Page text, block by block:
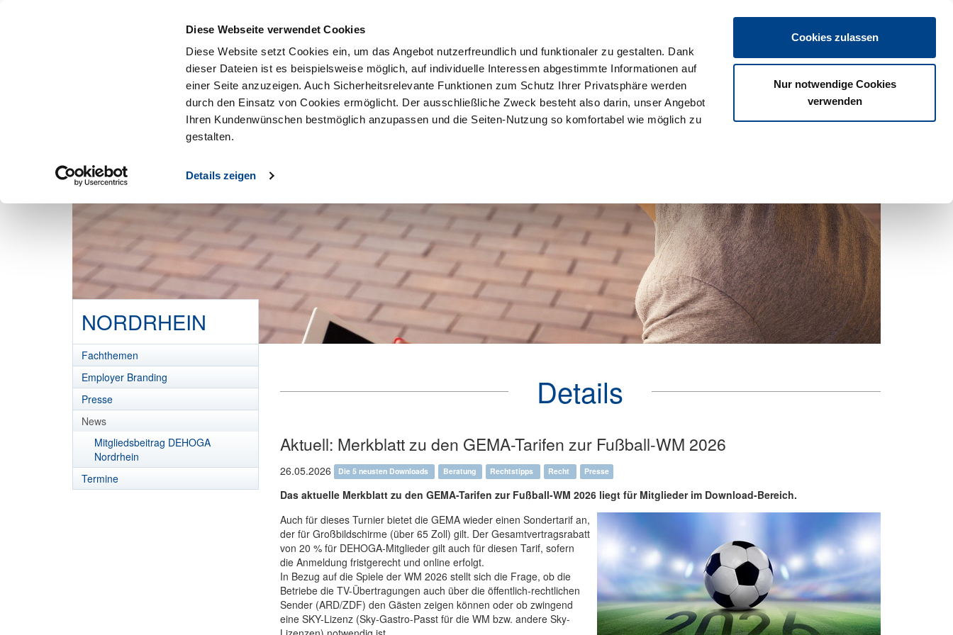
Diese Webseite verwendet Cookies
Diese Website setzt Cookies ein, um das Angebot nutzerfreundlich und funktionaler zu gestalten. Dank
dieser Dateien ist es beispielsweise möglich, auf individuelle Interessen abgestimmte Informationen auf
einer Seite anzuzeigen. Auch Sicherheitsrelevante Funktionen zum Schutz Ihrer Privatsphäre werden
durch den Einsatz von Cookies ermöglicht. Der ausschließliche Zweck besteht also darin, unser Angebot
Ihren Kundenwünschen bestmöglich anzupassen und die Seiten-Nutzung so komfortabel wie möglich zu
gestalten.
Details zeigen
Cookies zulassen
Nur notwendige Cookies
verwenden
Login
Vorteile Über uns Veranstaltungen Download Termine
NORDRHEIN
Fachthemen
Employer Branding
Presse
News
Mitgliedsbeitrag DEHOGA
Nordrhein
Termine
Details
Aktuell: Merkblatt zu den GEMA-Tarifen zur Fußball-WM 2026
26.05.2026 Die 5 neusten Downloads Beratung Rechtstipps Recht Presse
Das aktuelle Merkblatt zu den GEMA-Tarifen zur Fußball-WM 2026 liegt für Mitglieder im Download-Bereich.
Auch für dieses Turnier bietet die GEMA wieder einen Sondertarif an,
der für Großbildschirme (über 65 Zoll) gilt. Der Gesamtvertragsrabatt
von 20 % für DEHOGA-Mitglieder gilt auch für diesen Tarif, sofern
die Anmeldung fristgerecht und online erfolgt.
In Bezug auf die Spiele der WM 2026 stellt sich die Frage, ob die
Betriebe die TV-Übertragungen auch über die öffentlich-rechtlichen
Sender (ARD/ZDF) den Gästen zeigen können oder ob zwingend
eine SKY-Lizenz (Sky-Gastro-Passt für die WM bzw. andere Sky-